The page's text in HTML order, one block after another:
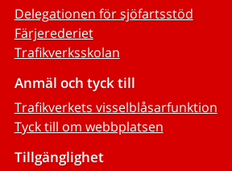
Delegationen för sjöfartsstöd
Färjerederiet
Trafikverksskolan
Anmäl och tyck till
Trafikverkets visselblåsarfunktion
Tyck till om webbplatsen
Tillgänglighet